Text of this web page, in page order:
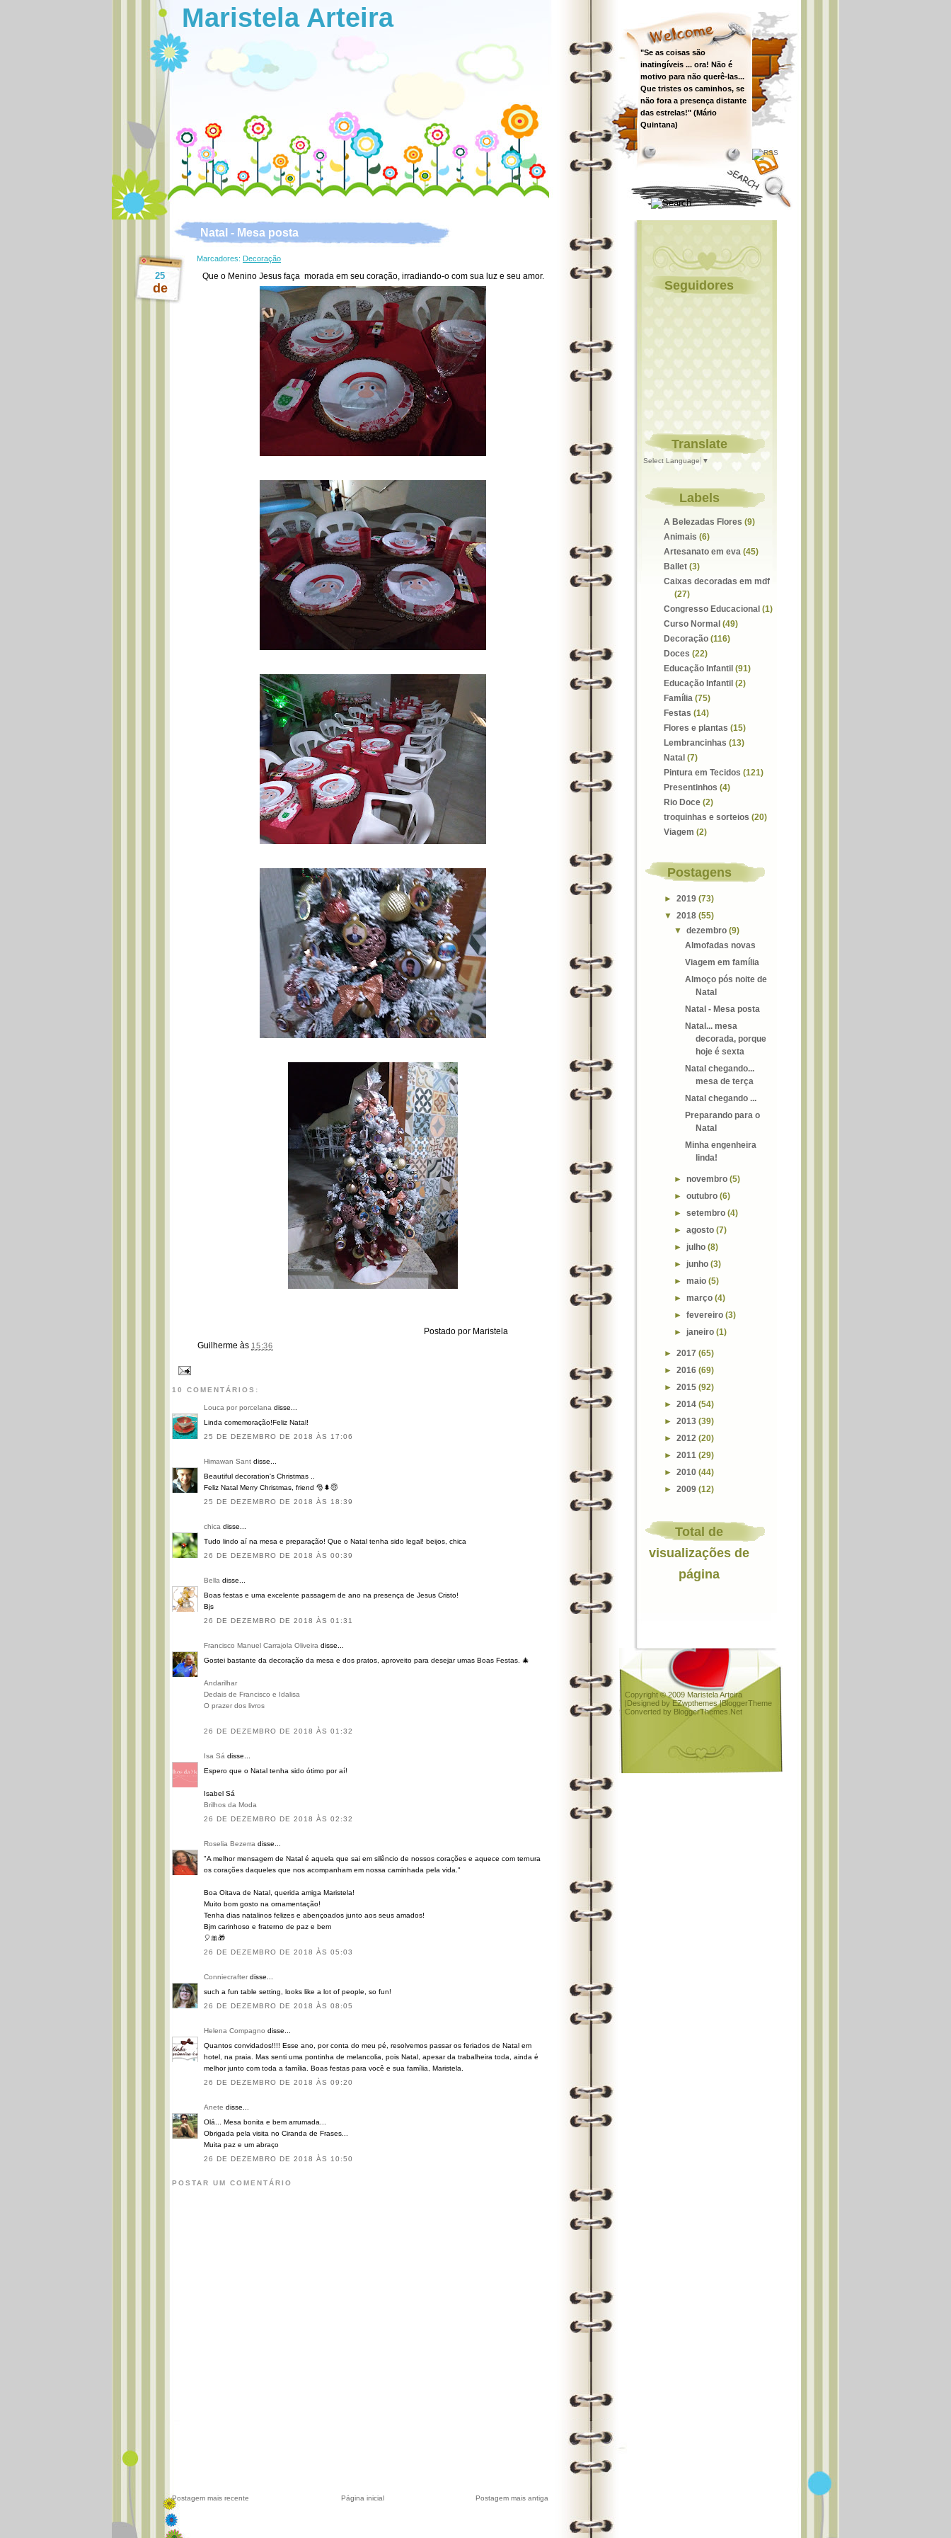
Maristela Arteira
"Se as coisas são
inatingíveis ... ora! Não é
motivo para não querê-las...
Que tristes os caminhos, se
não fora a presença distante
das estrelas!" (Mário
Quintana)
Natal - Mesa posta
Marcadores: Decoração
25
de
Que o Menino Jesus faça morada em seu coração, irradiando-o com sua luz e seu amor.
Postado por Maristela
Guilherme às 15:36
10 COMENTÁRIOS:
Louca por porcelana disse...
Linda comemoração!Feliz Natal!
25 DE DEZEMBRO DE 2018 ÀS 17:06
Himawan Sant disse...
Beautiful decoration's Christmas ..
Feliz Natal Merry Christmas, friend 🎅🌲😇
25 DE DEZEMBRO DE 2018 ÀS 18:39
chica disse...
Tudo lindo aí na mesa e preparação! Que o Natal tenha sido legal! beijos, chica
26 DE DEZEMBRO DE 2018 ÀS 00:39
Bella disse...
Boas festas e uma excelente passagem de ano na presença de Jesus Cristo!
Bjs
26 DE DEZEMBRO DE 2018 ÀS 01:31
Francisco Manuel Carrajola Oliveira disse...
Gostei bastante da decoração da mesa e dos pratos, aproveito para desejar umas Boas Festas. 🎄
Andarilhar
Dedais de Francisco e Idalisa
O prazer dos livros
26 DE DEZEMBRO DE 2018 ÀS 01:32
Isa Sá disse...
Espero que o Natal tenha sido ótimo por aí!
Isabel Sá
Brilhos da Moda
26 DE DEZEMBRO DE 2018 ÀS 02:32
Roselia Bezerra disse...
"A melhor mensagem de Natal é aquela que sai em silêncio de nossos corações e aquece com ternura
os corações daqueles que nos acompanham em nossa caminhada pela vida."
Boa Oitava de Natal, querida amiga Maristela!
Muito bom gosto na ornamentação!
Tenha dias natalinos felizes e abençoados junto aos seus amados!
Bjm carinhoso e fraterno de paz e bem
🎈🎀🎁
26 DE DEZEMBRO DE 2018 ÀS 05:03
Conniecrafter disse...
such a fun table setting, looks like a lot of people, so fun!
26 DE DEZEMBRO DE 2018 ÀS 08:05
Helena Compagno disse...
Quantos convidados!!!! Esse ano, por conta do meu pé, resolvemos passar os feriados de Natal em
hotel, na praia. Mas senti uma pontinha de melancolia, pois Natal, apesar da trabalheira toda, ainda é
melhor junto com toda a família. Boas festas para você e sua família, Maristela.
26 DE DEZEMBRO DE 2018 ÀS 09:20
Anete disse...
Olá... Mesa bonita e bem arrumada...
Obrigada pela visita no Ciranda de Frases...
Muita paz e um abraço
26 DE DEZEMBRO DE 2018 ÀS 10:50
POSTAR UM COMENTÁRIO
Postagem mais recente Postagem mais antiga
Página inicial
Seguidores
Translate
Select Language ▼
Labels
A Belezadas Flores (9)
Animais (6)
Artesanato em eva (45)
Ballet (3)
Caixas decoradas em mdf
(27)
Congresso Educacional (1)
Curso Normal (49)
Decoração (116)
Doces (22)
Educação Infantil (91)
Educação Infantil (2)
Família (75)
Festas (14)
Flores e plantas (15)
Lembrancinhas (13)
Natal (7)
Pintura em Tecidos (121)
Presentinhos (4)
Rio Doce (2)
troquinhas e sorteios (20)
Viagem (2)
Postagens
► 2019 (73)
▼ 2018 (55)
▼ dezembro (9)
Almofadas novas
Viagem em família
Almoço pós noite de
Natal
Natal - Mesa posta
Natal... mesa
decorada, porque
hoje é sexta
Natal chegando...
mesa de terça
Natal chegando ...
Preparando para o
Natal
Minha engenheira
linda!
►novembro (5)
►outubro (6)
►setembro (4)
►agosto (7)
►julho (8)
►junho (3)
►maio (5)
►março (4)
►fevereiro (3)
►janeiro (1)
► 2017 (65)
► 2016 (69)
► 2015 (92)
► 2014 (54)
► 2013 (39)
► 2012 (20)
► 2011 (29)
► 2010 (44)
► 2009 (12)
Total de
visualizações de
página
Copyright © 2009 Maristela Arteira
|Designed by EZwpthemes |BloggerTheme
Converted by BloggerThemes.Net